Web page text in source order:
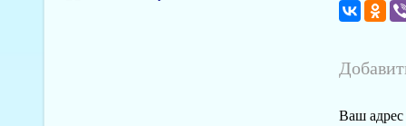
Ваш адрес